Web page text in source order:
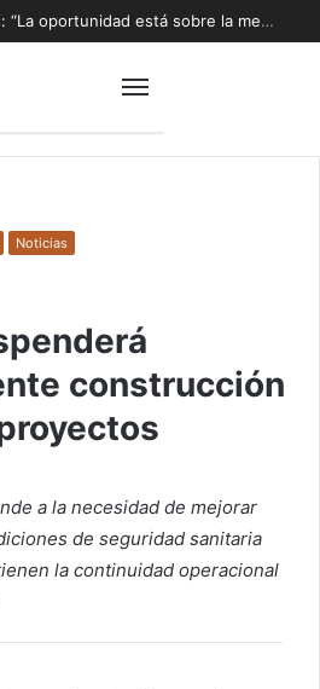
Biministro Daniel Mas: “La oportunidad está sobre la mesa y tenemos que aprovecharla”
Noticias
construcción
a la necesidad de mejorar
de seguridad sanitaria
la continuidad operacional